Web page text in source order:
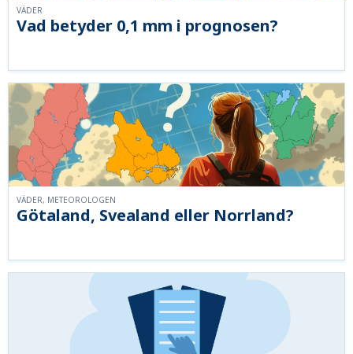
Vad betyder 0,1 mm i prognosen?
VÄDER
Götaland, Svealand eller Norrland?
VÄDER, METEOROLOGEN